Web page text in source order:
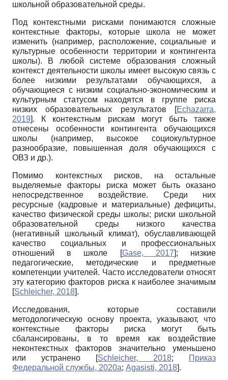
школьной образовательной среды.
Под контекстными рисками понимаются сложные
контекстные факторы, которые школа не может
изменить (например, расположение, социальные и
культурные особенности территории и контингента
школы). В любой системе образования сложный
контекст деятельности школы имеет высокую связь с
более низкими результатами обучающихся, а
обучающиеся с низким социально-экономическим и
культурным статусом находятся в группе риска
низких образовательных результатов
[Echazarra,
2019]. К контекстным рискам могут быть также
отнесены особенности контингента обучающихся
школы (например, высокое социокультурное
разнообразие, повышенная доля обучающихся с
ОВЗ и др.).
Помимо контекстных рисков, на остальные
выделяемые факторы риска может быть оказано
непосредственное воздействие. Среди них
ресурсные (кадровые и материальные) дефициты,
качество физической среды школы; риски школьной
образовательной среды низкого качества
(негативный школьный климат), обуславливающей
качество социальных и профессиональных
отношений в школе
[Gase, 2017]; низкие
педагогические, методические и предметные
компетенции учителей. Часто исследователи относят
эту категорию факторов риска к наиболее значимым
[Schleicher, 2018].
Исследования, которые составили
методологическую основу проекта, указывают, что
контекстные факторы риска могут быть
сбалансированы, в то время как воздействие
неконтекстных факторов значительно уменьшено
или устранено
[Schleicher, 2018;
Приказ
Федеральной службы, 2020а; Agasisti, 2018].